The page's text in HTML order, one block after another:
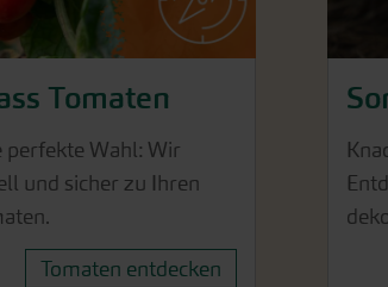
Tomaten
perfekte Wahl: Wir
und sicher zu Ihren
Tomaten entdecken